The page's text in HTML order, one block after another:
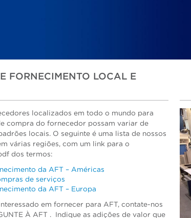
FORNECIMENTO LOCAL E
localizados em todo o mundo para
compra do fornecedor possam variar de
locais. O seguinte é uma lista de nossos
várias regiões, com um link para o
dos termos:
da AFT – Américas
de serviços
da AFT – Europa
em fornecer para AFT, contate-nos
À AFT . Indique as adições de valor que